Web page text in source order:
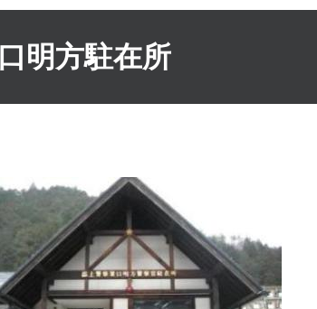
口明方駐在所